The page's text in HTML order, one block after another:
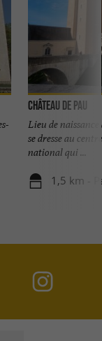
Château de Pau
Lieu de
se dresse au
national qui ...
1,5 km -